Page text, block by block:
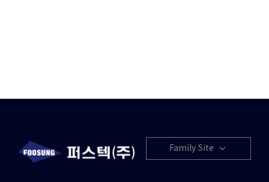
Family Site